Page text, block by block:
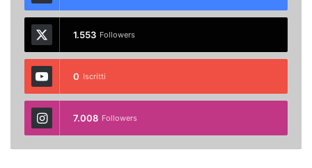
1.553 Followers
0 Iscritti
7.008 Followers